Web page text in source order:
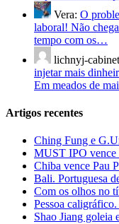
Vera: O
laboral! Não
tempo com os…
lichnyj-
injetar mais
Em meados de
Artigos recentes
Ching Fung e
MUST IPO vence
Chiba vence Pau
Bali. Portuguesa
Com os olhos no
Pessoa
Shao Jiang goleia